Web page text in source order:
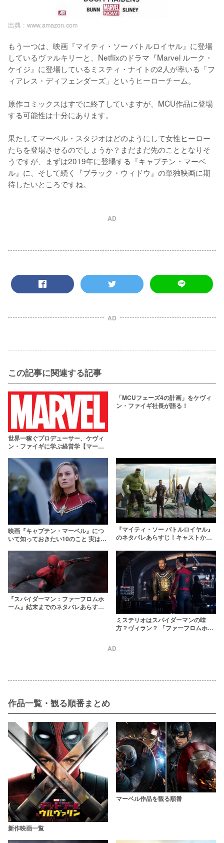
出典 : www.amazon.com
もう一つは、映画『マイティ・ソー バトルロイヤル』に登場
しているヴァルキリーと、Netflixのドラマ『Marvel ルーク・
ケイジ』に登場しているミスティ・ナイトの2人が率いる「フ
ィアレス・ディフェンダーズ」というヒーローチーム。
原作コミックスはすでに終了していますが、MCU作品に登場
する可能性は十分にあります。
果たしてマーベル・スタジオはどのようにして女性ヒーロー
たちを登場させるのでしょうか？まだまだ先のこととなりそ
うですが、まずは2019年に登場する『キャプテン・マーベ
ル』に、そして続く『ブラック・ウィドウ』の単独映画に期
待したいところですね。
AD
AD
この記事に関連する記事
世界一稼ぐプロデューサー、ケヴィ
ン・ファイギに学ぶ経営学【マーベ
「MCUフェーズ4の計画」をケヴィ
ン・ファイギ社長が語る！
映画『キャプテン・マーベル』につ
いて知っておきたい10のこと 実は男
ャラを紹介
『マイティ・ソー バトルロイヤル』
のネタバレあらすじ！キャストから
『スパイダーマン：ファーフロムホ
ーム』結末までのネタバレあらすじ
ミステリオはスパイダーマンの味
方？ヴィラン？ 「ファーフロムホー
AD
作品一覧・観る順番まとめ
新作映画一覧
マーベル作品を観る順番